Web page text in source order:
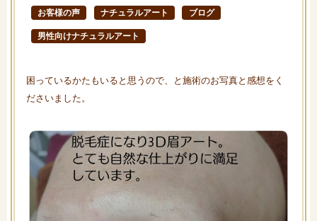
お客様の声 ナチュラルアート
ブログ
男性向けナチュラルアート
困っているかたもいると思うので、と施術のお写真と感想をく
ださいました。